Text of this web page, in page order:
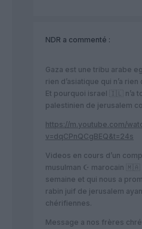
NDR a commenté :
Gaza est une tribu arabe
rien d’asiatique qui n’a
Et pourquoi israel 🇮🇱 n’a
palestinien de jerusalem
https://m.youtube.com/
v=dqCPnQCgBEQ&t=24s
Videos en cours d’un
musulman ☪️ marocain
semaine et qui nous a
rabin juif de jerusalem
chérifiennes.
Message a nos frères